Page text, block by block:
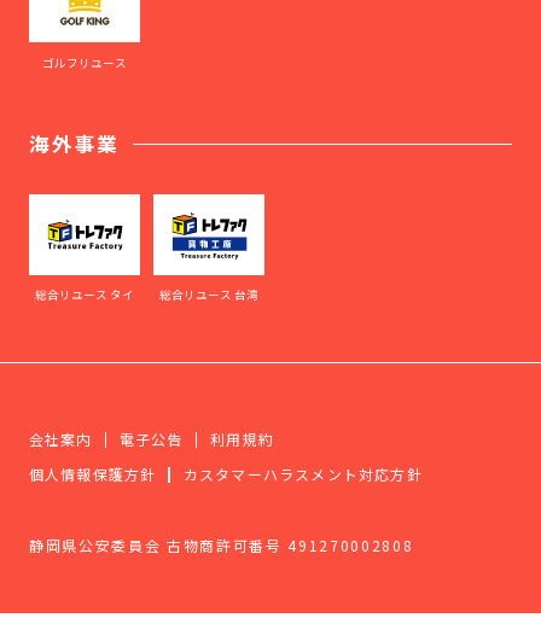
ゴルフリユース
海外事業
総合リユース タイ 総合リユース 台湾
会社案内 電子公告
利用規約
個人情報保護方針
カスタマーハラスメント対応方針
静岡県公安委員会 古物商許可番号 491270002808